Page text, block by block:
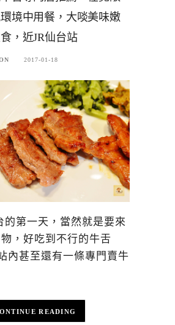
境中用餐，大啖美味嫩
，近JR仙台站
2017-01-18
第一天，當然就是要來
，好吃到不行的牛舌
內甚至還有一條專門賣牛
READING